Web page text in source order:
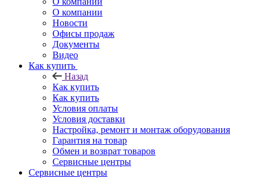
О компании
Новости
Офисы продаж
Документы
Видео
Как купить
Назад
Как купить
Как купить
Условия оплаты
Условия доставки
Настройка, ремонт и монтаж оборудования
Гарантия на товар
Обмен и возврат товаров
Сервисные центры
Сервисные центры